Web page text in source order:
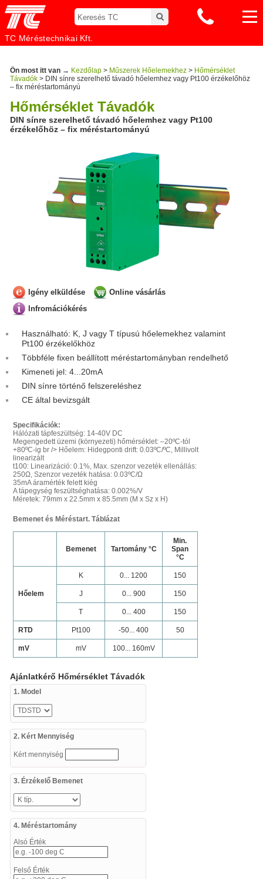
TC Méréstechnikai Kft.
Ön most itt van → Kezdőlap > Műszerek Hőelemekhez > Hőmérséklet
Távadók > DIN sínre szerelhető távadó hőelemhez vagy Pt100 érzékelőhöz
– fix méréstartományú
Hőmérséklet Távadók
DIN sínre szerelhető távadó hőelemhez vagy Pt100
érzékelőhöz – fix méréstartományú
Igény elküldése
Online vásárlás
Infromációkérés
Használható: K, J vagy T típusú hőelemekhez valamint
Pt100 érzékelőkhöz
Többféle fixen beállított méréstartományban rendelhető
Kimeneti jel: 4...20mA
DIN sínre történő felszereléshez
CE által bevizsgált
Specifikációk:
Hálózati tápfeszültség: 14-40V DC
Megengedett üzemi (környezeti) hőmérséklet: –20ºC-tól
+80ºC-ig br /> Hőelem: Hidegponti drift: 0.03ºC/ºC, Millivolt
linearizált
t100: Linearizáció: 0.1%, Max. szenzor vezeték ellenállás:
250Ω, Szenzor vezeték hatása: 0.03ºC/Ω
35mA áramérték felett kiég
A tápegység feszültséghatása: 0.002%/V
Méretek: 79mm x 22.5mm x 85.5mm (M x Sz x H)
Bemenet és Méréstart. Táblázat
Bemenet Tartomány °C
Min.
Span
°C
Hőelem
K 0... 1200 150
J 0... 900 150
T 0... 400 150
RTD Pt100 -50... 400 50
mV mV 100... 160mV
Ajánlatkérő Hőmérséklet Távadók
1. Model
2. Kért Mennyiség
Kért mennyiség
3. Érzékelő Bemenet
4. Méréstartomány
Alsó Érték
Felső Érték